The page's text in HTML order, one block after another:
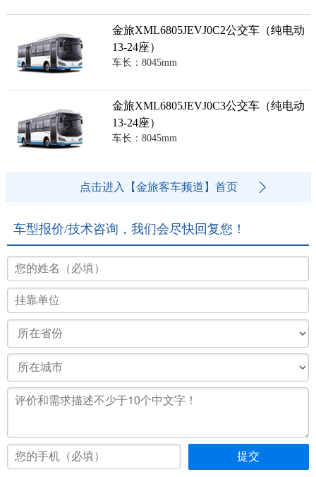
金旅XML6805JEVJ0C2公交车（纯电动
13-24座）
车长：8045mm
金旅XML6805JEVJ0C3公交车（纯电动
13-24座）
车长：8045mm
点击进入【金旅客车频道】首页
车型报价/技术咨询，我们会尽快回复您！